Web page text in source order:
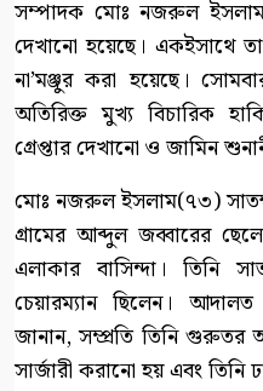
সম্পাদক মোঃ নজরুল
দেখানো হয়েছে। একইসাথে
না’মঞ্জুর করা হয়েছে।
অতিরিক্ত মুখ্য বিচারিক
গ্রেপ্তার দেখানো ও জামিন
মোঃ নজরুল ইসলাম(৭৩)
গ্রামের আব্দুল জব্বারের
এলাকার বাসিন্দা। তিনি
চেয়ারম্যান ছিলেন।
জানান, সম্প্রতি তিনি গুরুতর
সার্জারী করানো হয় এবং তিনি